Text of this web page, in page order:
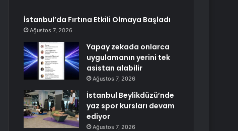
İstanbul’da Fırtına Etkili Olmaya Başladı
Ağustos 7, 2026
Yapay zekada onlarca
uygulamanın yerini tek
asistan alabilir
Ağustos 7, 2026
İstanbul Beylikdüzü’nde
yaz spor kursları devam
ediyor
Ağustos 7, 2026